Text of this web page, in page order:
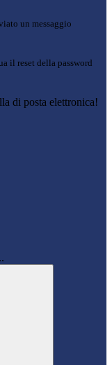
un messaggio
il reset della password
di posta elettronica!